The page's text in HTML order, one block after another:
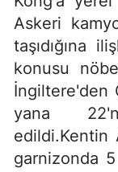
Askeri
taşıdığına
konusu
İngiltere'den
yana
edildi.Kentin
garnizonda